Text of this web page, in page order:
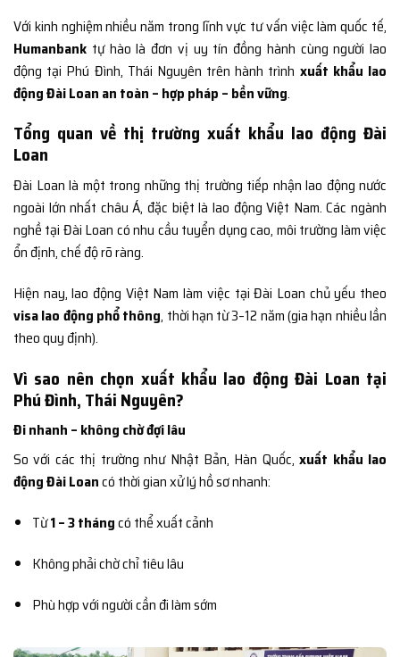
Với kinh nghiệm nhiều năm trong lĩnh vực tư vấn việc làm quốc tế,
Humanbank tự hào là đơn vị uy tín đồng hành cùng người lao
động tại Phú Đình, Thái Nguyên trên hành trình xuất khẩu lao
động Đài Loan an toàn – hợp pháp – bền vững.
Tổng quan về thị trường xuất khẩu lao động Đài
Loan
Đài Loan là một trong những thị trường tiếp nhận lao động nước
ngoài lớn nhất châu Á, đặc biệt là lao động Việt Nam. Các ngành
nghề tại Đài Loan có nhu cầu tuyển dụng cao, môi trường làm việc
ổn định, chế độ rõ ràng.
Hiện nay, lao động Việt Nam làm việc tại Đài Loan chủ yếu theo
visa lao động phổ thông, thời hạn từ 3–12 năm (gia hạn nhiều lần
theo quy định).
Vì sao nên chọn xuất khẩu lao động Đài Loan tại
Phú Đình, Thái Nguyên?
Đi nhanh – không chờ đợi lâu
So với các thị trường như Nhật Bản, Hàn Quốc,xuất khẩu lao
động Đài Loancó thời gian xử lý hồ sơ nhanh:
Từ1 – 3 thángcó thể xuất cảnh
Không phải chờ chỉ tiêu lâu
Phù hợp với người cần đi làm sớm